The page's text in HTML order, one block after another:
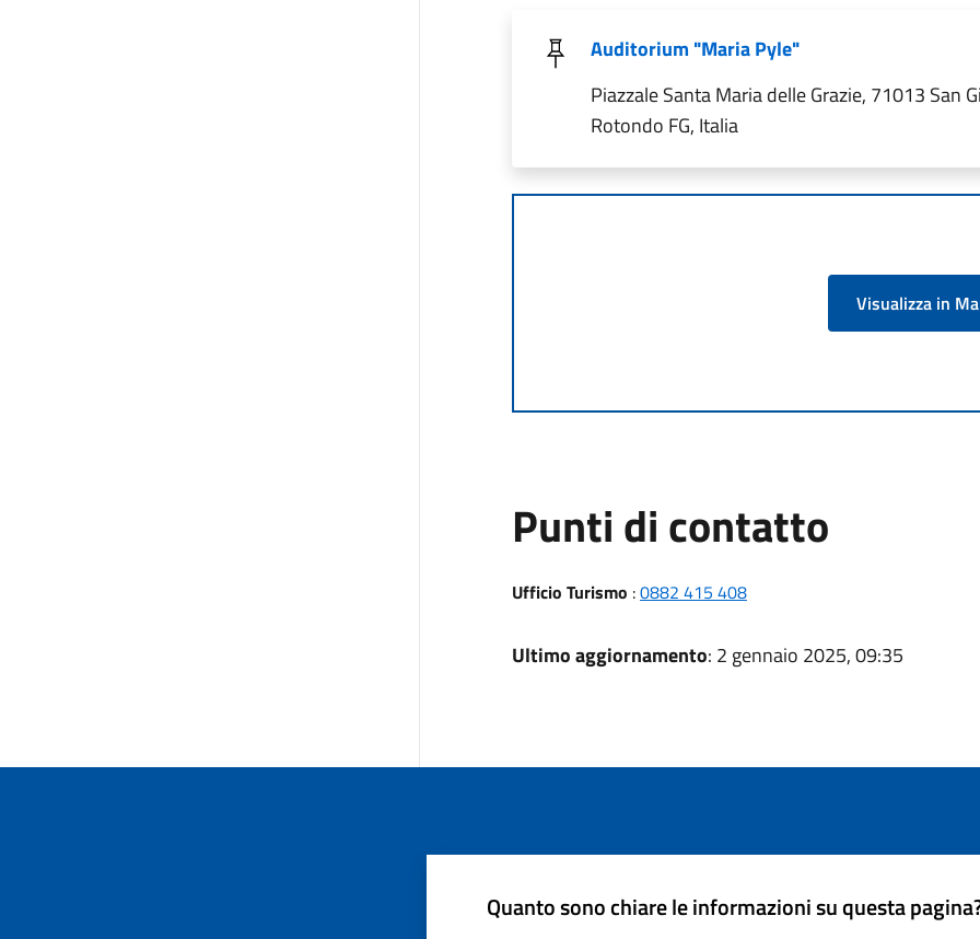
Auditorium "Maria Pyle"
Piazzale Santa Maria delle Grazie, 71013 San
Rotondo FG, Italia
Visualizza in
Punti di contatto
Ufficio Turismo :0882 415 408
Ultimo aggiornamento: 2 gennaio 2025, 09:35
Quanto sono chiare le informazioni su questa